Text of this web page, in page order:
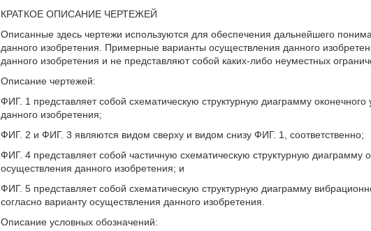
КРАТКОЕ ОПИСАНИЕ ЧЕРТЕЖЕЙ
Описанные здесь чертежи используются для обеспечения дальнейшего
данного изобретения. Примерные варианты осуществления данного
данного изобретения и не представляют собой каких-либо неуместных
Описание чертежей:
ФИГ. 1 представляет собой схематическую структурную диаграмму оконечного
данного изобретения;
ФИГ. 2 и ФИГ. 3 являются видом сверху и видом снизу ФИГ. 1, соответственно;
ФИГ. 4 представляет собой частичную схематическую структурную диаграмму
осуществления данного изобретения; и
ФИГ. 5 представляет собой схематическую структурную диаграмму
согласно варианту осуществления данного изобретения.
Описание условных обозначений: